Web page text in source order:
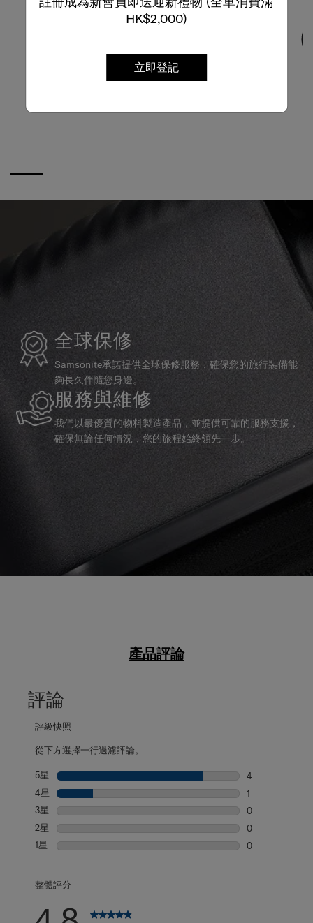
HK$2,000)
立即登記
全球保修
Samsonite承諾提供全球保修服務，確保您的旅行裝備能
夠長久伴隨您身邊。
服務與維修
我們以最優質的物料製造產品，並提供可靠的服務支援，
確保無論任何情況，您的旅程始終領先一步。
產品評論
評論
評級快照
從下方選擇一行過濾評論。
5星 星級
4
4星 星級
1
3星 星級
0
2星 星級
0
1星 星級
0
整體評分